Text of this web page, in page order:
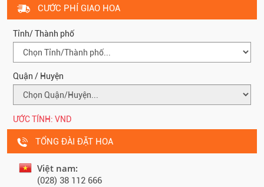
CƯỚC PHÍ GIAO HOA
Tỉnh/ Thành phố
Quận / Huyện
ƯỚC TÍNH: VND
TỔNG ĐÀI ĐẶT HOA
Việt nam:
(028) 38 112 666